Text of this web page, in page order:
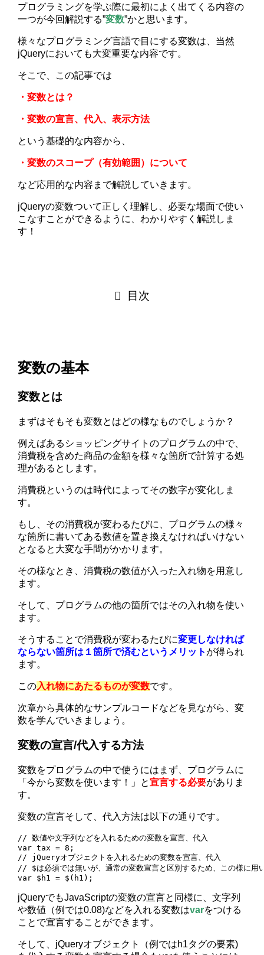
プログラミングを学ぶ際に最初によく出てくる内容の
一つが今回解説する”変数”かと思います。
様々なプログラミング言語で目にする変数は、当然
jQueryにおいても大変重要な内容です。
そこで、この記事では
・変数とは？
・変数の宣言、代入、表示方法
という基礎的な内容から、
・変数のスコープ（有効範囲）について
など応用的な内容まで解説していきます。
jQueryの変数ついて正しく理解し、必要な場面で使い
こなすことができるように、わかりやすく解説しま
す！
目次
変数の基本
変数とは
まずはそもそも変数とはどの様なものでしょうか？
例えばあるショッピングサイトのプログラムの中で、
消費税を含めた商品の金額を様々な箇所で計算する処
理があるとします。
消費税というのは時代によってその数字が変化しま
す。
もし、その消費税が変わるたびに、プログラムの様々
な箇所に書いてある数値を置き換えなければいけない
となると大変な手間がかかります。
その様なとき、消費税の数値が入った入れ物を用意し
ます。
そして、プログラムの他の箇所ではその入れ物を使い
ます。
そうすることで消費税が変わるたびに変更しなければ
ならない箇所は１箇所で済むというメリット が得られ
ます。
この入れ物にあたるものが変数です。
次章から具体的なサンプルコードなどを見ながら、変
数を学んでいきましょう。
変数の宣言/代入する方法
変数をプログラムの中で使うにはまず、プログラムに
「今から変数を使います！」と宣言する必要がありま
す。
変数の宣言そして、代入方法は以下の通りです。
// 数値や文字列などを入れるための変数を宣言、代入
var tax = 8;
// jQueryオブジェクトを入れるための変数を宣言、代入
// $は必須では無いが、通常の変数宣言と区別するため、この様に用
var $h1 = $(h1);
jQueryでもJavaScriptの変数の宣言と同様に、文字列
や数値（例では0.08)などを入れる変数はvarをつける
ことで宣言することができます。
そして、jQueryオブジェクト（例ではh1タグの要素)